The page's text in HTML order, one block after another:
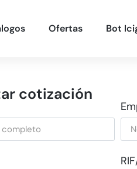
Ofertas Bot
cotización